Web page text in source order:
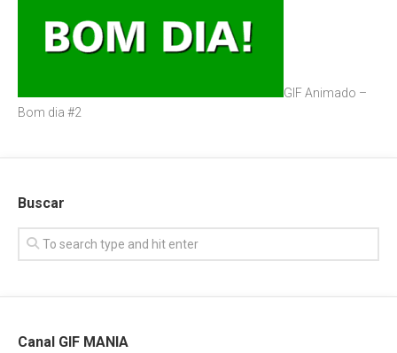
GIF Animado –
Bom dia #2
Buscar
Canal GIF MANIA